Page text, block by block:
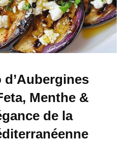
d’Aubergines
Menthe &
de la